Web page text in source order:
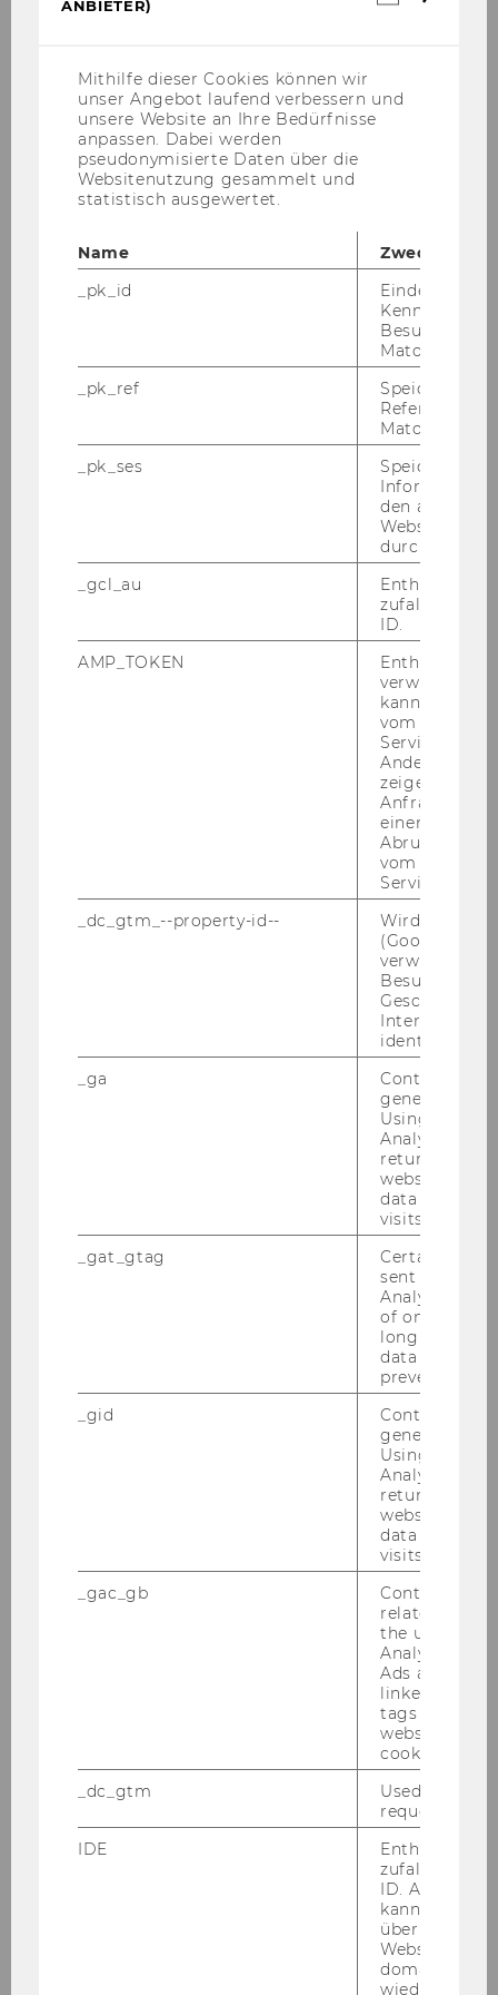
Workshop: ProEuropeanValuesAT Resilience
ProEuropeanValuesAT Workshopreihe „Humor:
Workshop 3" - Frühjahr 2026
ProEuropeanValuesAT Workshopreihe „Humor:
Workshop 2" - Frühjahr 2026
Workshop: Energieverbrauch von Künstlicher
Positive Leadership: Lehrgang und Retreat -
ProEuropeanValuesAT Workshop: Die Macht
Workshop 1" - Frühjahr 2026
praxisWorkshop: AI/Künstliche Intelligenz für
Workshop: Ubuntu Leadership - ich bin, weil
Nachhaltigkeitsberichterstattung – OMNIBUS-
Updates und Praxiseinblicke
Workshop: Understanding Your Inner Drivers
Ablauf des Lehrgangs: Positive Leadership -
Online-Impulsreihe Führungskräfte-Impulse
ProEuropeanValuesAT Toolkit Presentations
ProEuropeanValuesAT Online Resilienz Training
ProEuropeanValuesAT ClearTheAir
ProEuropeanValuesAT Co-Creation Workshops
2. npoAustauschforum:
Nachhaltigkeitsberichterstattung - VSME-
Ablauf Lehrgang und Retreat: Positive
Leadership - Frühjahr 2025
praxisWorkshop: Entwicklung von KI-
Angeboten/Chatbot für NPOs
Workshop: Erfolgsfaktor authentisches
praxisWorkshop: AI/Künstliche Intelligenz für
ANBIETER)
Mithilfe dieser Cookies können wir
unser Angebot laufend verbessern und
unsere Website an Ihre Bedürfnisse
anpassen. Dabei werden
pseudonymisierte Daten über die
Websitenutzung gesammelt und
statistisch ausgewertet.
Name
Zweck
_pk_id
Eindeutige
Besuchers
Matomo.
_pk_ref
Speicherung
Referrers
Matomo.
_pk_ses
Speicherung
den aktuellen
durch
_gcl_au
Enthält eine
ID.
AMP_TOKEN
Enthält ein
verwendet
kann, um
vom AMP-
Service
Andere
zeigen Opt-
Anfrage im
einen Fehler
Abrufen
vom AMP
Service an.
_dc_gtm_--property-id--
Wird von
(Google Tag
verwendet,
Besucher
Geschlecht
Interessen zu
identifizieren.
_ga
Contains a
generated
Using this
Analytics can
returning
website and
data from
visits.
_gat_gtag
Certain data
sent to
Analytics a
of once per
long as it is
data
prevented.
_gid
Contains a
generated
Using this
Analytics can
returning
website and
data from
visits.
_gac_gb
Contains
related
the user. If
Analytics and
Ads accounts
linked, the
tags on the
website read
cookie.
_dc_gtm
Used to
request rate.
IDE
Enthält eine
ID. Anhand
kann Google
über
Websites